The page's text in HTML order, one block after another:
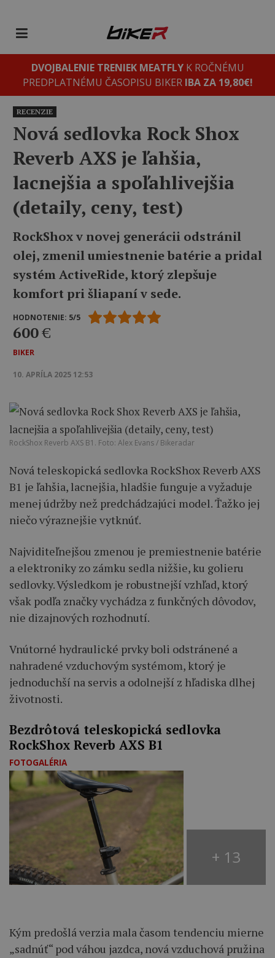
DVOJBALENIE TRENIEK MEATFLYK ROČNÉMU
PREDPLATNÉMU ČASOPISU BIKER IBA ZA 19,80€!
RECENZIE
Nová sedlovka Rock Shox
Reverb AXS je ľahšia,
lacnejšia a spoľahlivejšia
(detaily, ceny, test)
RockShox v novej generácii odstránil
olej, zmenil umiestnenie batérie a pridal
systém ActiveRide, ktorý zlepšuje
komfort pri šliapaní v sede.
HODNOTENIE: 5/5
600€
BIKER
10. APRÍLA 2025 12:53
RockShox Reverb AXS B1. Foto: Alex Evans / Bikeradar
Nová teleskopická sedlovka RockShox Reverb AXS
B1 je ľahšia, lacnejšia, hladšie funguje a vyžaduje
menej údržby než predchádzajúci model. Ťažko jej
niečo výraznejšie vytknúť.
Najviditeľnejšou zmenou je premiestnenie batérie
a elektroniky zo zámku sedla nižšie, ku golieru
sedlovky. Výsledkom je robustnejší vzhľad, ktorý
však podľa značky vychádza z funkčných dôvodov,
nie dizajnových rozhodnutí.
Vnútorné hydraulické prvky boli odstránené a
nahradené vzduchovým systémom, ktorý je
jednoduchší na servis a odolnejší z hľadiska dlhej
životnosti.
Bezdrôtová teleskopická sedlovka
RockShox Reverb AXS B1
FOTOGALÉRIA
+ 13
Kým predošlá verzia mala časom tendenciu mierne
„sadnúť“ pod váhou jazdca, nová vzduchová pružina